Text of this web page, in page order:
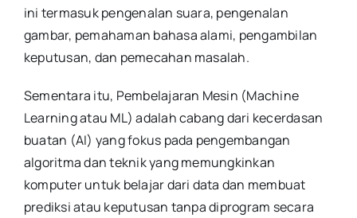
ini termasuk pengenalan suara, pengenalan
gambar, pemahaman bahasa alami, pengambilan
keputusan, dan pemecahan masalah.
Sementara itu, Pembelajaran Mesin (Machine
Learning atau ML) adalah cabang dari kecerdasan
buatan (AI) yang fokus pada pengembangan
algoritma dan teknik yang memungkinkan
komputer untuk belajar dari data dan membuat
prediksi atau keputusan tanpa diprogram secara